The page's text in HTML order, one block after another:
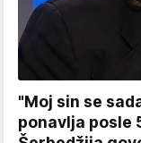
"Moj sin se
ponavlja posle